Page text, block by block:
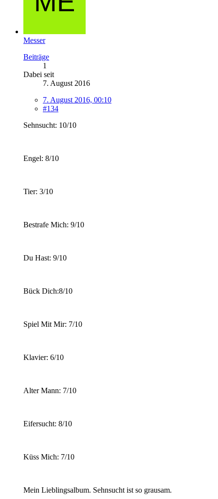
Messer
Beiträge
1
Dabei seit
7. August 2016
7. August 2016, 00:10
#134
Sehnsucht: 10/10
Engel: 8/10
Tier: 3/10
Bestrafe Mich: 9/10
Du Hast: 9/10
Bück Dich:8/10
Spiel Mit Mir: 7/10
Klavier: 6/10
Alter Mann: 7/10
Eifersucht: 8/10
Küss Mich: 7/10
Mein Lieblingsalbum. Sehnsucht ist so grausam.